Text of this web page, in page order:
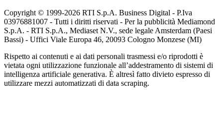
Copyright © 1999-2026 RTI S.p.A. Business Digital - P.Iva
03976881007 - Tutti i diritti riservati - Per la pubblicità Mediamond
S.p.A. - RTI S.p.A., Mediaset N.V., sede legale Amsterdam (Paesi
Bassi) - Uffici Viale Europa 46, 20093 Cologno Monzese (MI)
Rispetto ai contenuti e ai dati personali trasmessi e/o riprodotti è
vietata ogni utilizzazione funzionale all’addestramento di sistemi di
intelligenza artificiale generativa. È altresì fatto divieto espresso di
utilizzare mezzi automatizzati di data scraping.